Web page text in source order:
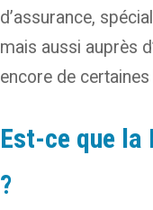
d’assurance,
mais aussi auprès
encore de certaines
Est-ce que la
?